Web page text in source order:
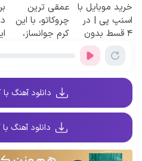
خرید موبایل با
اسنپ پی | در
۴ قسط بدون
سود و کارمزد!
عمقی ترین
چروکاتو، با این
کرم جوانساز،
دانلود آهنگ
دانلود آهنگ